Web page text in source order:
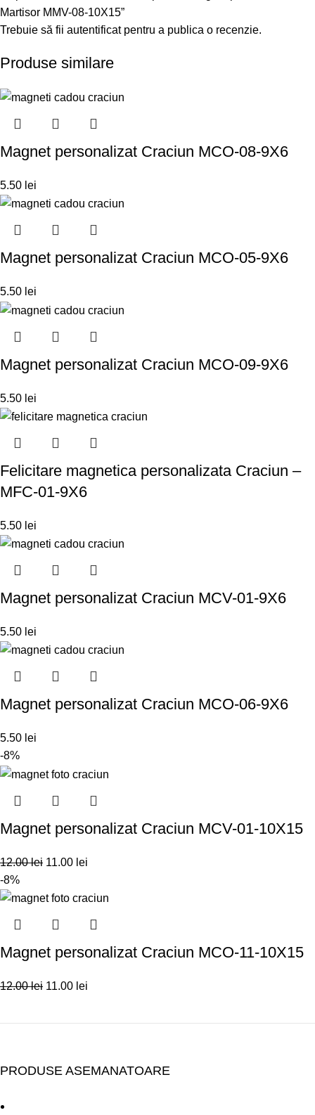
Martisor MMV-08-10X15”
Trebuie să fii autentificatpentru a publica o recenzie.
Produse similare
Magnet personalizat Craciun MCO-08-9X6
5.50 lei
Magnet personalizat Craciun MCO-05-9X6
5.50 lei
Magnet personalizat Craciun MCO-09-9X6
5.50 lei
Felicitare magnetica personalizata Craciun –
MFC-01-9X6
5.50 lei
Magnet personalizat Craciun MCV-01-9X6
5.50 lei
Magnet personalizat Craciun MCO-06-9X6
5.50 lei
-8%
Magnet personalizat Craciun MCV-01-10X15
12.00lei 11.00 lei
-8%
Magnet personalizat Craciun MCO-11-10X15
12.00lei 11.00 lei
PRODUSE ASEMANATOARE